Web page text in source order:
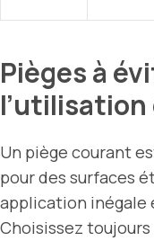
Pièges à
l’utilisation
Un piège courant
pour des surfaces
application inégale
Choisissez